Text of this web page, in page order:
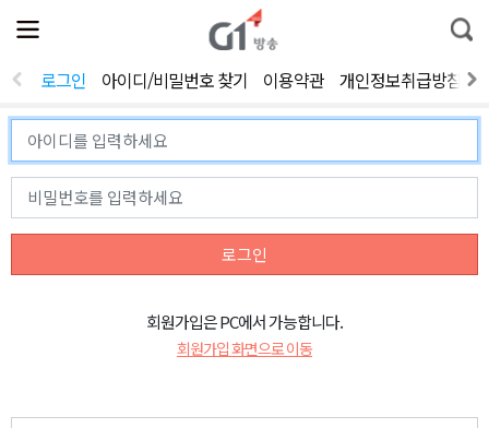
전
체
뉴
열
통
합
색
로그인 아이디/비밀번호 찾기 이용약관 개인정보취급방침
로그인
회원가입은 PC에서 가능합니다.
회원가입 화면으로 이동